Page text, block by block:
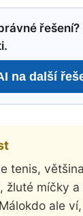
na další
tenis,
žluté míčky a
ale